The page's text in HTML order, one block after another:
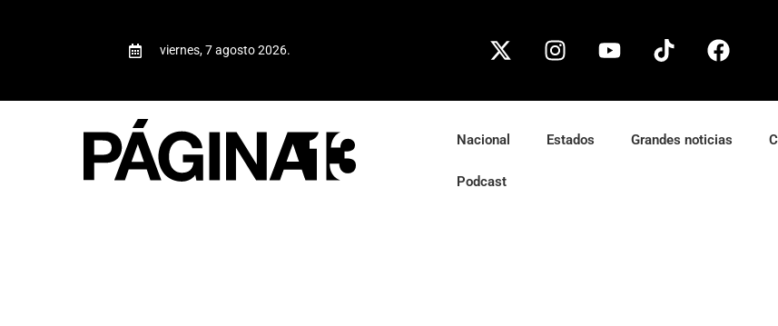
viernes, 7 agosto 2026.
Nacional Estados Grandes noticias
Podcast